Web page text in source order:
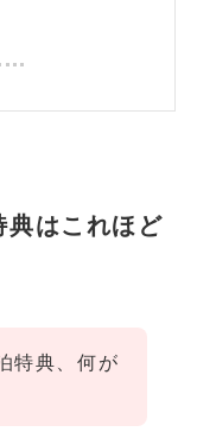
典はこれほど
特典、何が